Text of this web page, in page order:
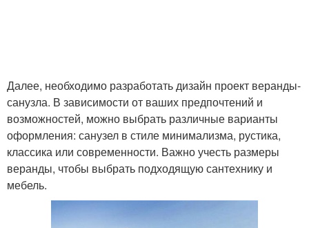
Далее, необходимо разработать дизайн проект веранды-
санузла. В зависимости от ваших предпочтений и
возможностей, можно выбрать различные варианты
оформления: санузел в стиле минимализма, рустика,
классика или современности. Важно учесть размеры
веранды, чтобы выбрать подходящую сантехнику и
мебель.